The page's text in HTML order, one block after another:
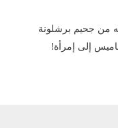
من جحيم برشلونة
إلى إمرأة!